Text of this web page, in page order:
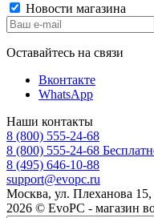
Новости магазина
Оставайтесь на связи
Вконтакте
WhatsApp
Наши контакты
8 (800) 555-24-68
8 (800) 555-24-68
8 (495) 646-10-88
support@evopc.ru
Москва, ул. Плеханова
2026 © EvoPC - магазин